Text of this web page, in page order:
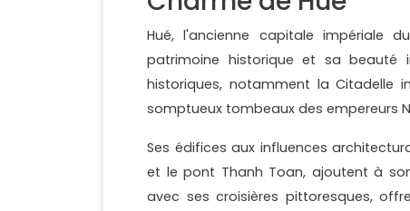
Hué, l'ancienne capitale impériale
patrimoine historique et sa beauté
historiques, notamment la Citadelle
somptueux tombeaux des empereurs
Ses édifices aux influences
et le pont Thanh Toan, ajoutent à
avec ses croisières pittoresques,